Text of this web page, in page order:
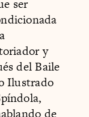
ser
y
del Baile
Ilustrado